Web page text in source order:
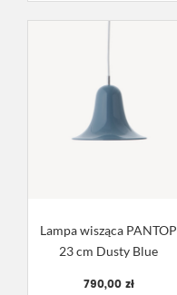
Lampa wisząca PANTOP
23 cm Dusty Blue
790,00 zł